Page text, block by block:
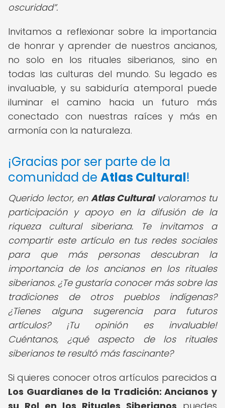
oscuridad .
Invitamos a reflexionar sobre la importancia
de honrar y aprender de nuestros ancianos,
no solo en los rituales siberianos, sino en
todas las culturas del mundo. Su legado es
invaluable, y su sabiduría atemporal puede
iluminar el camino hacia un futuro más
conectado con nuestras raíces y más en
armonía con la naturaleza.
¡Gracias por ser parte de la
comunidad de Atlas Cultural!
Querido lector,en Atlas Culturalvaloramos tu
participación y apoyo en la difusión de la
riqueza cultural siberiana. Te invitamos a
compartir este artículo en tus redes sociales
para que más personas descubran la
importancia de los ancianos en los rituales
siberianos. ¿Te gustaría conocer más sobre las
tradiciones de otros pueblos indígenas?
¿Tienes alguna sugerencia para futuros
artículos? ¡Tu opinión es invaluable!
Cuéntanos, ¿qué aspecto de los rituales
siberianos te resultó más fascinante?
Si quieres conocer otros artículos parecidos a
Los Guardianes de la Tradición: Ancianos y